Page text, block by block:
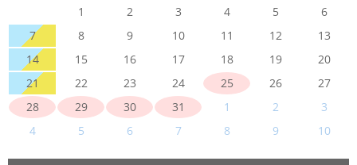
1 2 3 4 5
6
7
8 9 10 11 12
13
14
15 16 17 18 19
20
21
22 23 24 25 26
27
28
29 30 31 1 2
3
4
5 6 7 8 9 10